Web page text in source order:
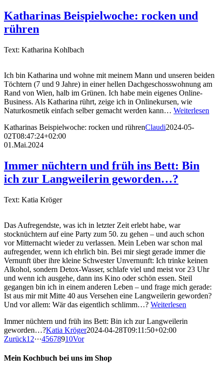
Katharinas Beispielwoche: rocken und
rühren
Text: Katharina Kohlbach
Ich bin Katharina und wohne mit meinem Mann und unseren beiden
Töchtern (7 und 9 Jahre) in einer hellen Dachgeschosswohnung am
Rand von Wien, halb im Grünen. Ich habe mein eigenes Online-
Business. Als Katharina rührt, zeige ich in Onlinekursen, wie
Naturkosmetik einfach selber gemacht werden kann… Weiterlesen
Katharinas Beispielwoche: rocken und rührenClaudi2024-05-
02T08:47:24+02:00
01.Mai.2024
Immer nüchtern und früh ins Bett: Bin
ich zur Langweilerin geworden…?
Text: Katia Kröger
Das Aufregendste, was ich in letzter Zeit erlebt habe, war
stocknüchtern auf eine Party zum 50. zu gehen – und auch schon
vor Mitternacht wieder zu verlassen. Mein Leben war schon mal
aufregender, wenn ich ehrlich bin. Bei mir siegt gerade immer die
Vernunft über ihre kleine Schwester Unvernunft: Ich trinke keinen
Alkohol, sondern Detox-Wasser, schlafe viel und meist vor 23 Uhr
und wenn ich ausgehe, dann ins Kino oder schön essen. Steil
gegangen bin ich in einem anderen Leben – und frage mich gerade:
Ist aus mir mit Mitte 40 aus Versehen eine Langweilerin geworden?
Und vor allem: Wär das eigentlich schlimm…? Weiterlesen
Immer nüchtern und früh ins Bett: Bin ich zur Langweilerin
geworden…?Katia Kröger2024-04-28T09:11:50+02:00
Zurück1 2···45678910Vor
Mein Kochbuch bei uns im Shop